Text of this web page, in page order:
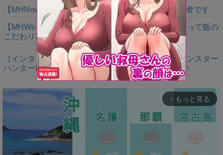
【MHNow】週間1000は上積みの上積みなんで異常者です
【MHWs】やっぱいただきますの大切さ語るだけあって飯の
こだわり凄いよね
［インタビュー］距離を超えて，一緒に狩る。「モンスター
ハンターNow」の新機能 フレンドリンク開発の狙い
arrow_forward_ios もっと見る